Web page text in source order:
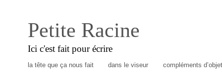
Petite Racine
Ici c'est fait pour écrire
la tête que ça nous fait dans le viseur compléments